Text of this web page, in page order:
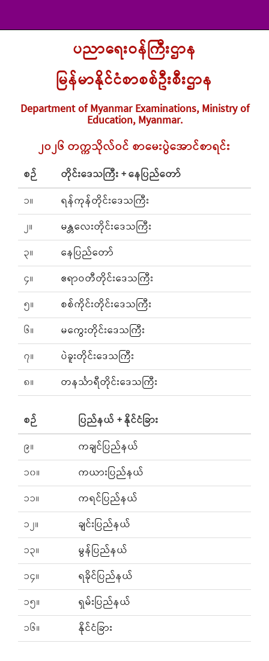
ပညာရေးဝန်ကြီးဌာန
မြန်မာနိုင်ငံစာစစ်ဦးစီးဌာန
Department of Myanmar Examinations, Ministry of
Education, Myanmar.
၂၀၂၆ တက္ကသိုလ်ဝင် စာမေးပွဲအောင်စာရင်း
စဉ်
တိုင်းဒေသကြီး + နေပြည်တော်
၁။
ရန်ကုန်တိုင်းဒေသကြီး
၂။
မန္တလေးတိုင်းဒေသကြီး
၃။
နေပြည်တော်
၄။
ဧရာဝတီတိုင်းဒေသကြီး
၅။
စစ်ကိုင်းတိုင်းဒေသကြီး
၆။
မကွေးတိုင်းဒေသကြီး
၇။
ပဲခူးတိုင်းဒေသကြီး
၈။
တနင်္သာရီတိုင်းဒေသကြီး
စဉ်
ပြည်နယ် + နိုင်ငံခြား
၉။
ကချင်ပြည်နယ်
၁၀။
ကယားပြည်နယ်
၁၁။
ကရင်ပြည်နယ်
၁၂။
ချင်းပြည်နယ်
၁၃။
မွန်ပြည်နယ်
၁၄။
ရခိုင်ပြည်နယ်
၁၅။
ရှမ်းပြည်နယ်
၁၆။
နိုင်ငံခြား